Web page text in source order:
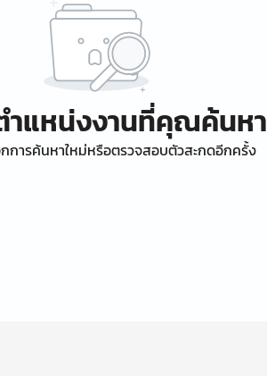
ำแหน่งงานที่คุณค้นหา
การค้นหาใหม่หรือตรวจสอบตัวสะกดอีกครั้ง